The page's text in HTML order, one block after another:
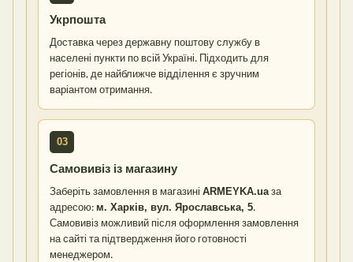
Укрпошта
Доставка через державну поштову службу в
населені пункти по всій Україні. Підходить для
регіонів, де найближче відділення є зручним
варіантом отримання.
03
Самовивіз із магазину
Заберіть замовлення в магазині ARMEYKA.uaза
адресою: м. Харків, вул. Ярославська, 5.
Самовивіз можливий після оформлення замовлення
на сайті та підтвердження його готовності
менеджером.